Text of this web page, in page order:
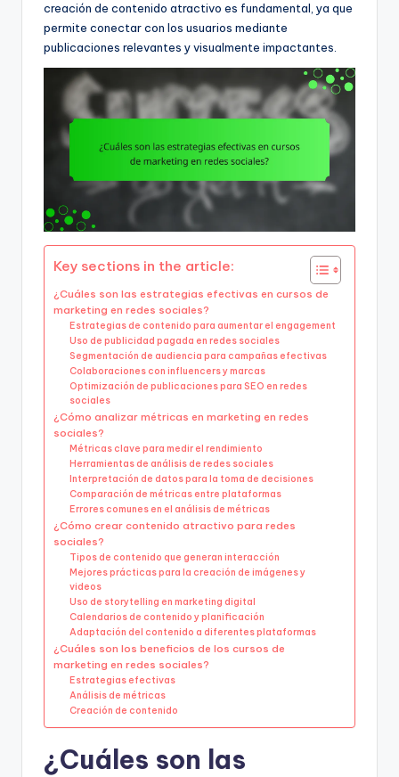
creación de contenido atractivo es fundamental, ya que
permite conectar con los usuarios mediante
publicaciones relevantes y visualmente impactantes.
Key sections in the article:
¿Cuáles son las estrategias efectivas en cursos de
marketing en redes sociales?
Estrategias de contenido para aumentar el engagement
Uso de publicidad pagada en redes sociales
Segmentación de audiencia para campañas efectivas
Colaboraciones con influencers y marcas
Optimización de publicaciones para SEO en redes
sociales
¿Cómo analizar métricas en marketing en redes
sociales?
Métricas clave para medir el rendimiento
Herramientas de análisis de redes sociales
Interpretación de datos para la toma de decisiones
Comparación de métricas entre plataformas
Errores comunes en el análisis de métricas
¿Cómo crear contenido atractivo para redes
sociales?
Tipos de contenido que generan interacción
Mejores prácticas para la creación de imágenes y
videos
Uso de storytelling en marketing digital
Calendarios de contenido y planificación
Adaptación del contenido a diferentes plataformas
¿Cuáles son los beneficios de los cursos de
marketing en redes sociales?
Estrategias efectivas
Análisis de métricas
Creación de contenido
¿Cuáles son las